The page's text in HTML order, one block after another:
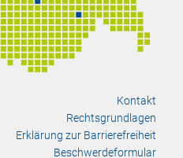
Kontakt
Rechtsgrundlagen
Erklärung zur Barrierefreiheit
Beschwerdeformular